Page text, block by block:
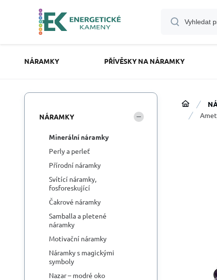
NÁRAMKY PŘÍVĚSKY NA NÁRAMKY
NÁRAMKY
Minerální náramky
Perly a perleť
Přírodní náramky
Svítící náramky,
fosforeskující
Čakrové náramky
Samballa a pletené
náramky
Motivační náramky
Náramky s magickými
symboly
Nazar – modré oko